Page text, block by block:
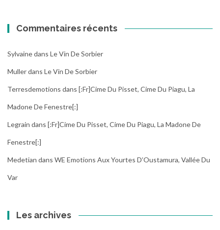
Commentaires récents
Sylvainedans Le Vin De Sorbier
Mullerdans Le Vin De Sorbier
Terresdemotions dans [:fr]Cime Du Pisset, Cime Du Piagu, La
Madone De Fenestre[:]
Legrain dans [:fr]Cime Du Pisset, Cime Du Piagu, La Madone De
Fenestre[:]
Medetian dans WE Emotions Aux Yourtes D’Oustamura, Vallée Du
Var
Les archives